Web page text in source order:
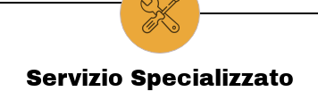
Servizio Specializzato